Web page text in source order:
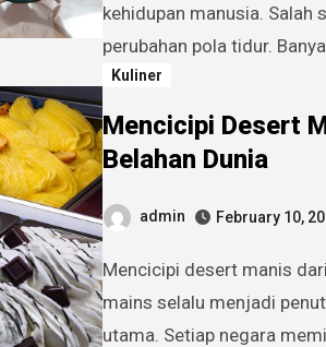
kehidupan manusia. Salah
perubahan pola tidur.
Kuliner
Mencicipi Desert
Belahan Dunia
admin February 10,
Mencicipi desert manis dari berbagai belahan dunia. Desert
mains selalu menjadi
utama. Setiap negara